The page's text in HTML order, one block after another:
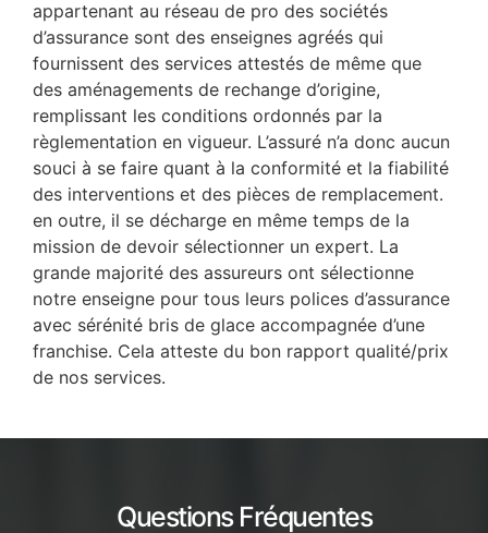
appartenant au réseau de pro des sociétés
d’assurance sont des enseignes agréés qui
fournissent des services attestés de même que
des aménagements de rechange d’origine,
remplissant les conditions ordonnés par la
règlementation en vigueur. L’assuré n’a donc aucun
souci à se faire quant à la conformité et la fiabilité
des interventions et des pièces de remplacement.
en outre, il se décharge en même temps de la
mission de devoir sélectionner un expert. La
grande majorité des assureurs ont sélectionne
notre enseigne pour tous leurs polices d’assurance
avec sérénité bris de glace accompagnée d’une
franchise. Cela atteste du bon rapport qualité/prix
de nos services.
Questions Fréquentes